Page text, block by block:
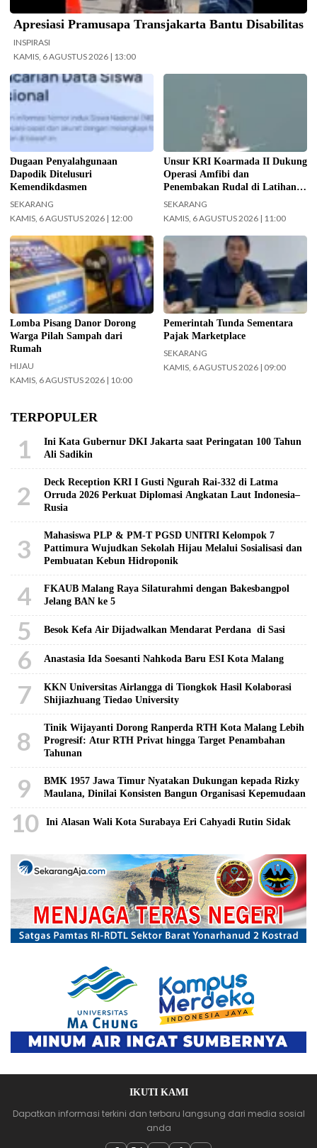
Apresiasi Pramusapa Transjakarta Bantu Disabilitas
INSPIRASI
KAMIS, 6 AGUSTUS 2026 | 13:00
Kemendikdasmen gerak cepat
(gercep) melakukan verifikasi dan
penelusuran terhadap informasi
soal dugaan penyalahgunaan Data
Pokok Pendidikan (Dapodik).
(Foto: ist)
Dugaan Penyalahgunaan
Dapodik Ditelusuri
Kemendikdasmen
SEKARANG
KAMIS, 6 AGUSTUS 2026 | 12:00
TNI Terintegrasi Tahun 2026 yang
digelar di Daerah Latihan TNI AL
Pantai Todak, Dabo Singkep,
Kabupaten Lingga, Kepulauan Riau.
(Foto: Pen/2)
Unsur KRI Koarmada II Dukung
Operasi Amfibi dan
Penembakan Rudal di Latihan
TNI Terintegrasi Tahun 2026
SEKARANG
KAMIS, 6 AGUSTUS 2026 | 11:00
Pemkot Surabaya gelar Lomba
Pisang Danor. (Foto:
Surabaya.go.id)
Lomba Pisang Danor Dorong
Warga Pilah Sampah dari
Rumah
HIJAU
KAMIS, 6 AGUSTUS 2026 | 10:00
Menteri Keuangan (Menkeu)
Purbaya Yudhi Sadewa.
(InfoPublik.id)
Pemerintah Tunda Sementara
Pajak Marketplace
SEKARANG
KAMIS, 6 AGUSTUS 2026 | 09:00
TERPOPULER
1
Ini Kata Gubernur DKI Jakarta saat Peringatan 100 Tahun
Ali Sadikin
2
Deck Reception KRI I Gusti Ngurah Rai-332 di Latma
Orruda 2026 Perkuat Diplomasi Angkatan Laut Indonesia–
Rusia
3
Mahasiswa PLP & PM-T PGSD UNITRI Kelompok 7
Pattimura Wujudkan Sekolah Hijau Melalui Sosialisasi dan
Pembuatan Kebun Hidroponik
4
FKAUB Malang Raya Silaturahmi dengan Bakesbangpol
Jelang BAN ke 5
5 Besok Kefa Air Dijadwalkan Mendarat Perdana di Sasi
6 Anastasia Ida Soesanti Nahkoda Baru ESI Kota Malang
7
KKN Universitas Airlangga di Tiongkok Hasil Kolaborasi ​
Shijiazhuang Tiedao University
8
Tinik Wijayanti Dorong Ranperda RTH Kota Malang Lebih
Progresif: Atur RTH Privat hingga Target Penambahan
Tahunan
9
BMK 1957 Jawa Timur Nyatakan Dukungan kepada Rizky
Maulana, Dinilai Konsisten Bangun Organisasi Kepemudaan
10 Ini Alasan Wali Kota Surabaya Eri Cahyadi Rutin Sidak
IKUTI KAMI
Dapatkan informasi terkini dan terbaru langsung dari media sosial
anda